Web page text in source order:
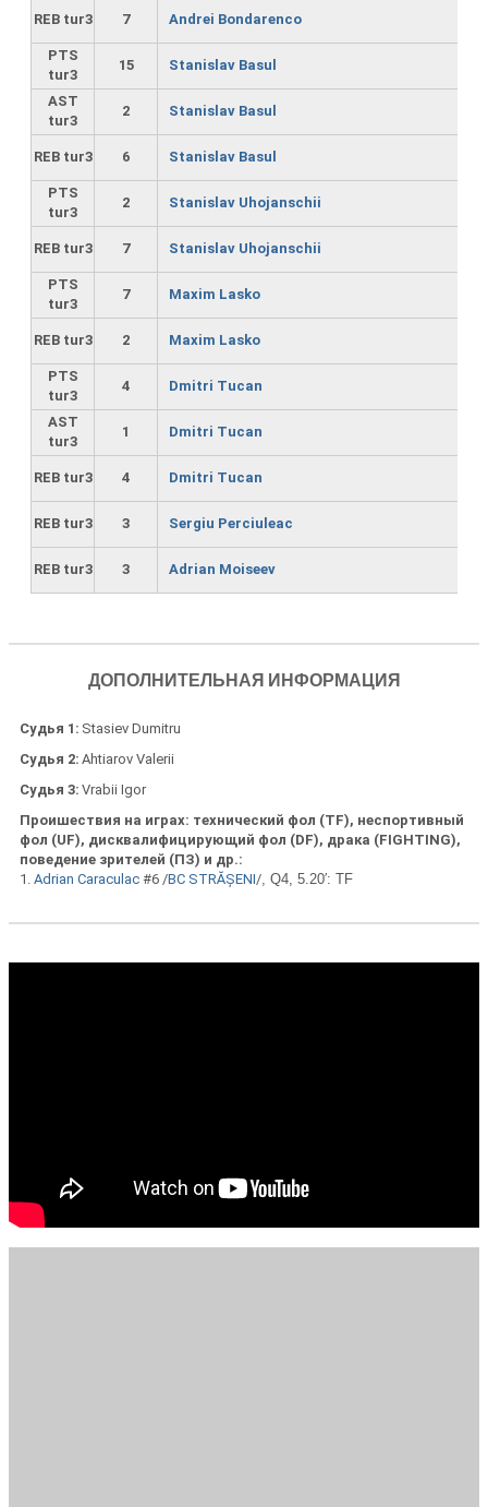
REB tur3 7 Andrei Bondarenco
PTS
tur3
15 Stanislav Basul
AST
tur3
2 Stanislav Basul
REB tur3 6 Stanislav Basul
PTS
tur3
2 Stanislav Uhojanschii
REB tur3 7 Stanislav Uhojanschii
PTS
tur3
7 Maxim Lasko
REB tur3 2 Maxim Lasko
PTS
tur3
4 Dmitri Tucan
AST
tur3
1 Dmitri Tucan
REB tur3 4 Dmitri Tucan
REB tur3 3 Sergiu Perciuleac
REB tur3 3 Adrian Moiseev
ДОПОЛНИТЕЛЬНАЯ ИНФОРМАЦИЯ
Судья 1 Stasiev Dumitru
Судья 2 Ahtiarov Valerii
Судья 3 Vrabii Igor
Проишествия на играх: технический фол (ТF), неспортивный
фол (UF), дисквалифицирующий фол (DF), драка (FIGHTING),
поведение зрителей (ПЗ) и др.
1. Adrian Caraculac #6 /BC STRĂȘENI/, Q4, 5.20′: TF